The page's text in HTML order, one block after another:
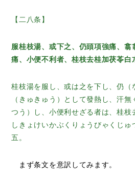
【二八条】
服桂枝湯、或下之、仍頭項強痛、翕
痛、小便不利者、桂枝去桂加茯苓白
桂枝湯を服し、或は之を下し、仍（
（きゅきゅう）として發熱し、汗
つう）し、小便利せざる者は、桂枝
しきょけいかぶくりょうびゃくじ
五。
まず条文を意訳してみます。